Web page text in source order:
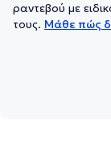
ραντεβού με
τους. Μάθε πώς